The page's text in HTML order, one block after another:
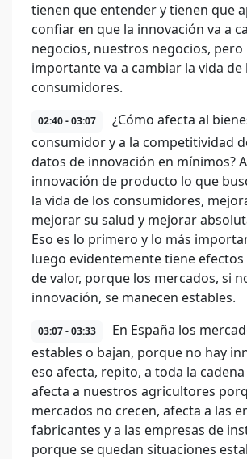
tienen que entender y tienen que
confiar en que la innovación va a
negocios, nuestros negocios, pero
importante va a cambiar la vida de
consumidores.
02:40 - 03:07
¿Cómo afecta al
consumidor y a la competitividad
datos de innovación en mínimos?
innovación de producto lo que
la vida de los consumidores,
mejorar su salud y mejorar
Eso es lo primero y lo más
luego evidentemente tiene efectos
de valor, porque los mercados, si
innovación, se manecen estables.
03:07 - 03:33
En España los
estables o bajan, porque no hay
eso afecta, repito, a toda la cadena
afecta a nuestros agricultores
mercados no crecen, afecta a las
fabricantes y a las empresas de
porque se quedan situaciones